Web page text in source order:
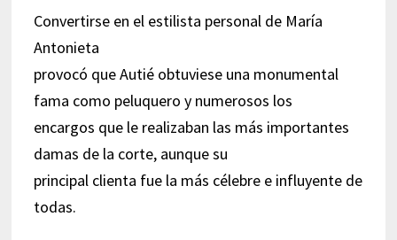
Convertirse en el estilista personal de María
Antonieta
provocó que Autié obtuviese una monumental
fama como peluquero y numerosos los
encargos que le realizaban las más importantes
damas de la corte, aunque su
principal clienta fue la más célebre e influyente de
todas.